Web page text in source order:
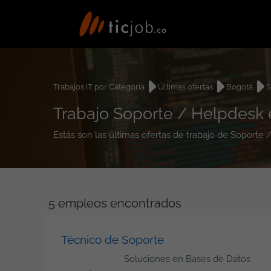
Trabajos IT por Categoría Últimas ofertas Bogotá
Trabajo Soporte / Helpdesk
Estás son las últimas ofertas de trabajo de
5 empleos encontrados
Técnico de Soporte
Soluciones en Bases de Datos